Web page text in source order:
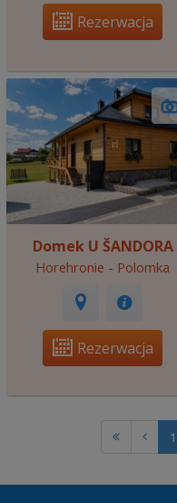
Rezerwacja
Domek U ŠANDORA
Horehronie - Polomka
Rezerwacja
1